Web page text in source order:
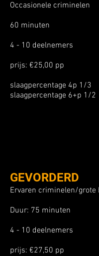
Occasionele criminelen
60 minuten
4 - 10 deelnemers
prijs: €25,00 pp
slaagpercentage 4p 1/3
slaagpercentage 6+p 1/2
GEVORDERD
Ervaren criminelen/grote
Duur: 75 minuten
4 - 10 deelnemers
prijs: €27,50 pp